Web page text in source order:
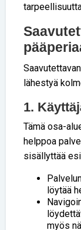
lähestyä
1.
Tämä osa-
helppoa
sisällyttää
löytää
myös